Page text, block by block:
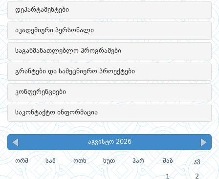
დეპარტამენტები
აკადემიური პერსონალი
საგანმანათლებლო პროგრამები
გრანტები და სამეცნიერო პროექტები
კონფერენციები
საკონტაქტო ინფორმაცია
აგვისტო 2026
ორშ სამ ოთხ ხუთ პარ შაბ კვ
1 2